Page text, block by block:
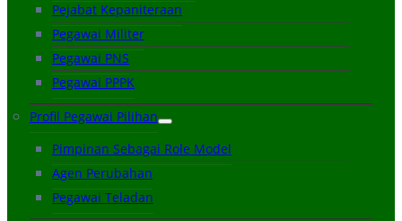
Pejabat Kepaniteraan
Pegawai Militer
Pegawai PNS
Pegawai PPPK
Profil Pegawai Pilihan
Pimpinan Sebagai Role Model
Agen Perubahan
Pegawai Teladan